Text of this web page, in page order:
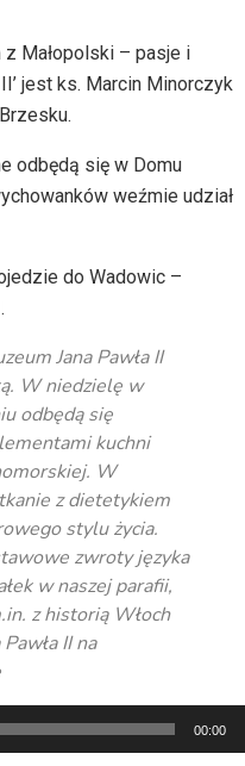
Małopolski – pasje i
jest ks. Marcin Minorczyk
odbędą się w Domu
weźmie udział
do Wadowic –
Jana Pawła II
W niedzielę w
odbędą się
kuchni
W
z dietetykiem
stylu życia.
zwroty języka
w naszej parafii,
z historią Włoch
II na
00:00